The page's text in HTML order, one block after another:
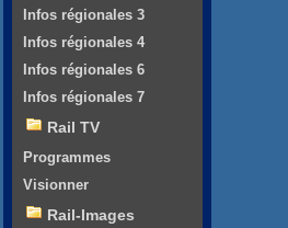
Infos régionales 3
Infos régionales 4
Infos régionales 6
Infos régionales 7
Rail TV
Programmes
Visionner
Rail-Images